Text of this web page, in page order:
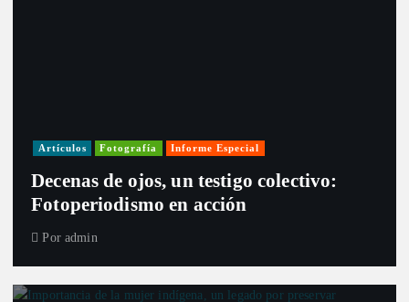
Artículos Fotografía Informe Especial
Decenas de ojos, un testigo colectivo:
Fotoperiodismo en acción
Por admin